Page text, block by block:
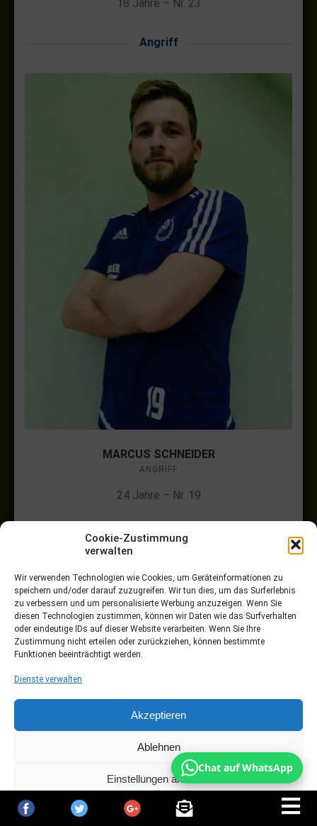
Cookie-Zustimmung
verwalten
Wir verwenden Technologien wie Cookies, um Geräteinformationen zu
speichern und/oder darauf zuzugreifen. Wir tun dies, um das Surferlebnis
zu verbessern und um personalisierte Werbung anzuzeigen. Wenn Sie
diesen Technologien zustimmen, können wir Daten wie das Surfverhalten
oder eindeutige IDs auf dieser Website verarbeiten. Wenn Sie Ihre
Zustimmung nicht erteilen oder zurückziehen, können bestimmte
Funktionen beeinträchtigt werden.
Dienste verwalten
Akzeptieren
Ablehnen
Einstellungen ansehen
Cookie-Richtlinie Datenschutz
18 Jahre – Nr. 23
Angriff
MARCUS SCHNEIDER
ANGRIFF
24 Jahre – Nr. 19
Chat auf WhatsApp